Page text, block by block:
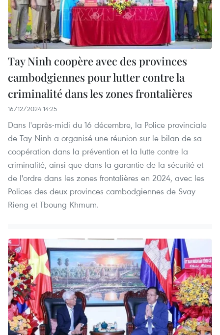
Tay Ninh coopère avec des provinces
cambodgiennes pour lutter contre la
criminalité dans les zones frontalières
16/12/2024 14:25
Dans l'après-midi du 16 décembre, la Police provinciale
de Tay Ninh a organisé une réunion sur le bilan de sa
coopération dans la prévention et la lutte contre la
criminalité, ainsi que dans la garantie de la sécurité et
de l'ordre dans les zones frontalières en 2024, avec les
Polices des deux provinces cambodgiennes de Svay
Rieng et Tboung Khmum.